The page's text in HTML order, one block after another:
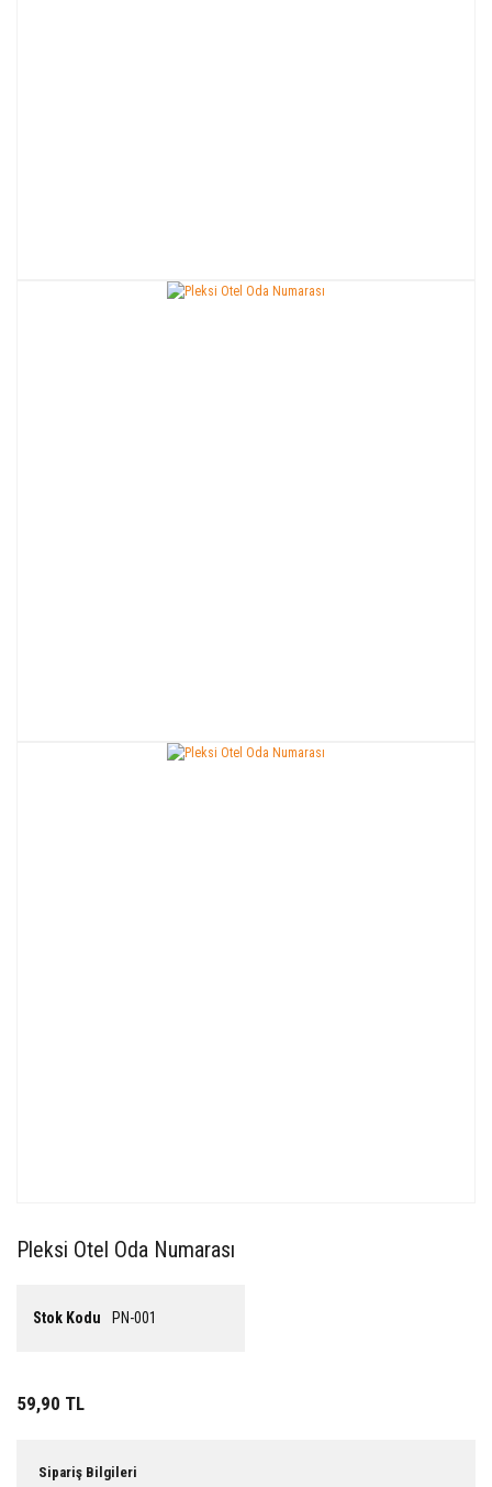
Pleksi Otel Oda Numarası
Stok Kodu PN-001
59,90 TL
Sipariş Bilgileri